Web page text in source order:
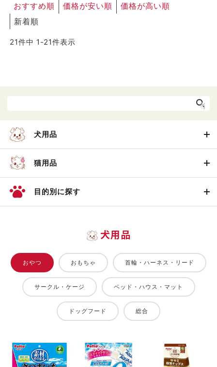
おすすめ順 価格が安い順
価格が高い順
新着順
21件中 1 -21件表示
犬用品
猫用品
目的別に探す
犬用品
おやつ おもちゃ 首輪・ハーネス・リード
サークル・ケージ ベッド・ハウス・マット
ドッグフード 総合